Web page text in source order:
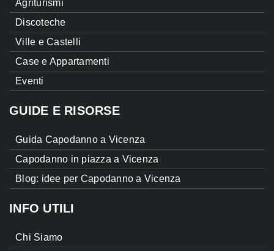
Agriturismi
Discoteche
Ville e Castelli
Case e Appartamenti
Eventi
GUIDE E RISORSE
Guida Capodanno a Vicenza
Capodanno in piazza a Vicenza
Blog: idee per Capodanno a Vicenza
INFO UTILI
Chi Siamo